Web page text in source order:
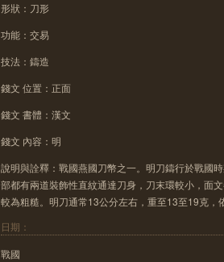
形狀：刀形
功能：交易
技法：鑄造
錢文 位置：正面
錢文 書體：漢文
錢文 內容：明
說明與詮釋：戰國燕國刀幣之一。明刀鑄行於戰國
部都有兩道裝飾性直紋通達刀身，刀末環較小，面
較為粗糙。明刀通常13公分左右，重至13至19克，
日期：
戰國